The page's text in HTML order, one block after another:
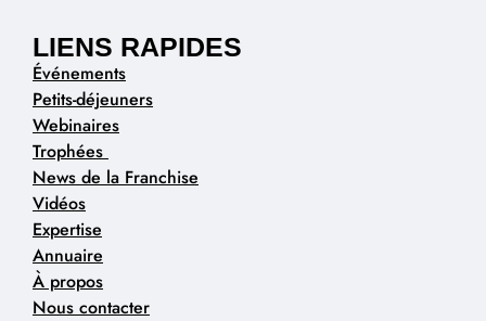
LIENS RAPIDES
Événements
Petits-déjeuners
Webinaires
Trophées
News de la Franchise
Vidéos
Expertise
Annuaire
À propos
Nous contacter